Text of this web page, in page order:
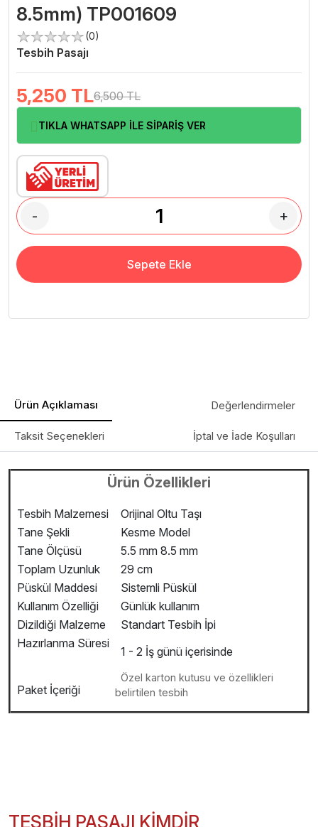
8.5mm) TP001609
(0)
Tesbih Pasajı
5,250 TL6,500 TL
TIKLA WHATSAPP İLE SİPARİŞ VER
- +
Sepete Ekle
Ürün Açıklaması Değerlendirmeler
Taksit Seçenekleri İptal ve İade Koşulları
Ürün Özellikleri
Tesbih Malzemesi
Orijinal Oltu Taşı
Tane Şekli
Kesme Model
Tane Ölçüsü
5.5 mm 8.5 mm
Toplam Uzunluk
29 cm
Püskül Maddesi
Sistemli Püskül
Kullanım Özelliği
Günlük kullanım
Dizildiği Malzeme
Standart Tesbih İpi
Hazırlanma Süresi
1 - 2 İş günü içerisinde
Paket İçeriği
Özel karton kutusu ve özellikleri
belirtilen tesbih
TESBİH PASAJI KİMDİR